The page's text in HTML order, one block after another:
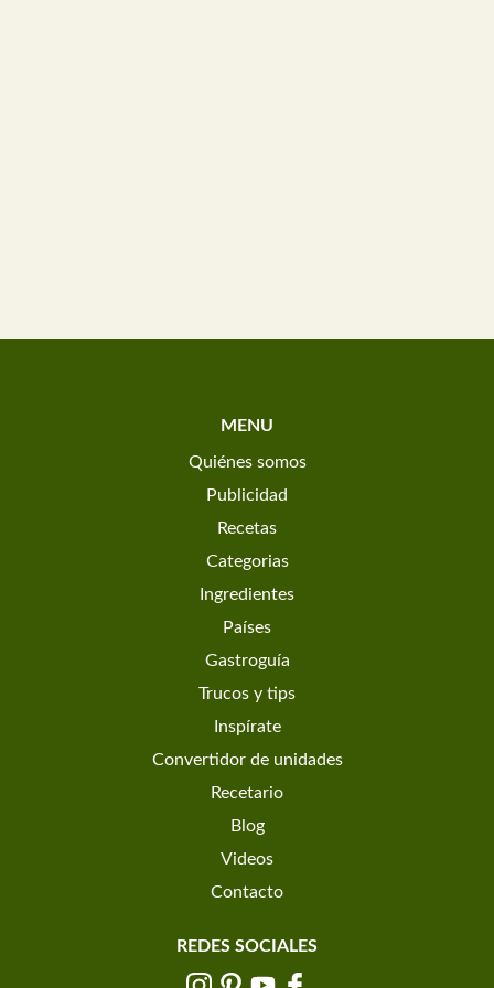
MENU
Quiénes somos
Publicidad
Recetas
Categorias
Ingredientes
Países
Gastroguía
Trucos y tips
Inspírate
Convertidor de unidades
Recetario
Blog
Videos
Contacto
REDES SOCIALES